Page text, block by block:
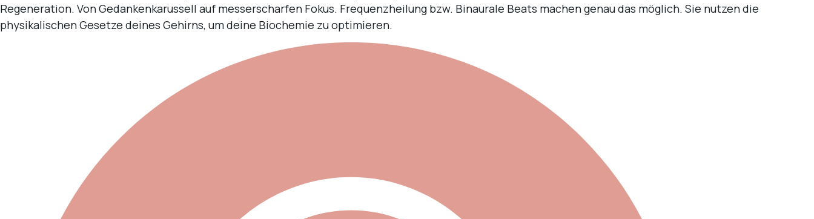
Regeneration. Von Gedankenkarussell auf messerscharfen Fokus. Frequenzheilung bzw. Binaurale Beats machen genau das möglich. Sie nutzen die
physikalischen Gesetze deines Gehirns, um deine Biochemie zu optimieren.